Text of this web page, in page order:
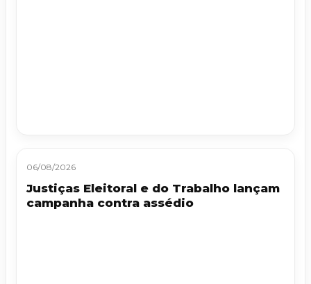
06/08/2026
Justiças Eleitoral e do Trabalho lançam
campanha contra assédio